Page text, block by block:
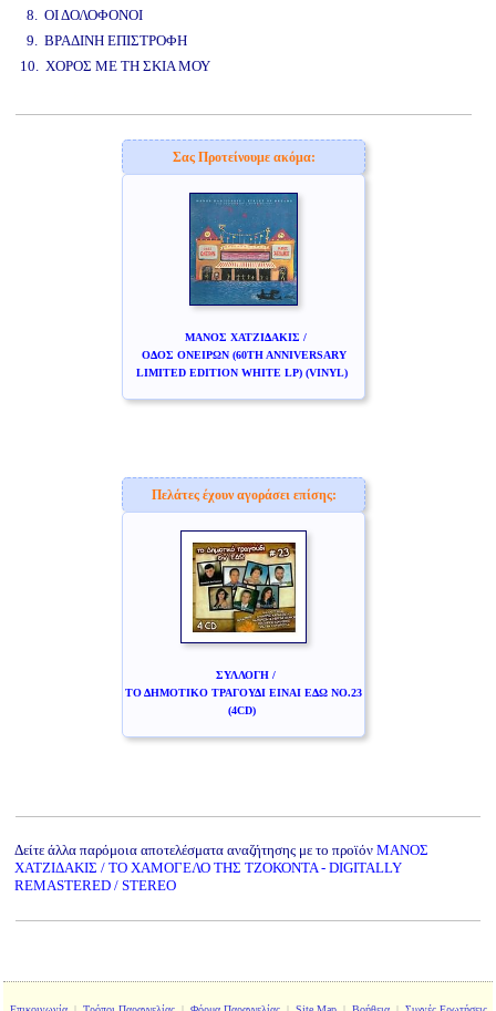
8. ΟΙ ΔΟΛΟΦΟΝΟΙ
9. ΒΡΑΔΙΝΗ ΕΠΙΣΤΡΟΦΗ
10. ΧΟΡΟΣ ΜΕ ΤΗ ΣΚΙΑ ΜΟΥ
Σας Προτείνουμε ακόμα:
ΜΑΝΟΣ ΧΑΤΖΙΔΑΚΙΣ /
ΟΔΟΣ ΟΝΕΙΡΩΝ (60TH ANNIVERSARY
LIMITED EDITION WHITE LP) (VINYL)
Πελάτες έχουν αγοράσει επίσης:
ΣΥΛΛΟΓΗ /
ΤΟ ΔΗΜΟΤΙΚΟ ΤΡΑΓΟΥΔΙ ΕΙΝΑΙ ΕΔΩ ΝΟ.23
(4CD)
Δείτε άλλα παρόμοια αποτελέσματα αναζήτησης με το προϊόν ΜΑΝΟΣ
ΧΑΤΖΙΔΑΚΙΣ / ΤΟ ΧΑΜΟΓΕΛΟ ΤΗΣ ΤΖΟΚΟΝΤΑ - DIGITALLY
REMASTERED / STEREO